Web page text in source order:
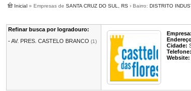
Inicial » Empresas de SANTA CRUZ DO SUL, RS › Bairro: DISTRITO
Refinar busca por logradouro:
-AV. PRES. CASTELO BRANCO (1)
Empresa:
Cidade:
Telefone:
Website: